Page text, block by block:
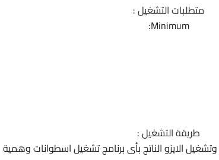
متطلبات التشغيل :
Minimum:
طريقة التشغيل :
الايزو الناتج بأى برنامج تشغيل اسطوانات وهمية